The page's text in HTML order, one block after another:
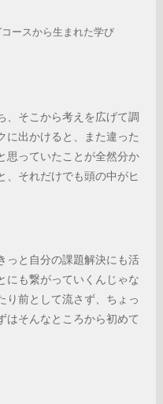
ースから生まれた学び
、そこから考えを広げて調
に出かけると、また違った
思っていたことが全然分か
、それだけでも頭の中がヒ
っと自分の課題解決にも活
にも繋がっていくんじゃな
り前として流さず、ちょっ
はそんなところから初めて